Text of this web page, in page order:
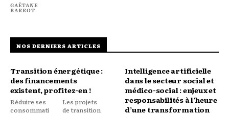
GAËTANE
BARROT
NOS DERNIERS ARTICLES
Transition énergétique :
des financements
existent, profitez-en !
Réduire ses
consommati
Les projets
de transition
Intelligence artificielle
dans le secteur social et
médico-social : enjeux et
responsabilités à l’heure
d’une transformation